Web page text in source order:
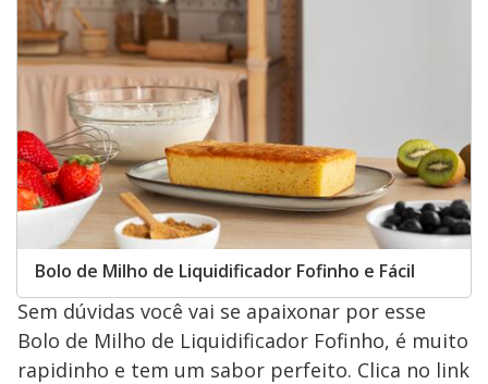
Bolo de Milho de Liquidificador Fofinho e Fácil
Sem dúvidas você vai se apaixonar por esse
Bolo de Milho de Liquidificador Fofinho, é muito
rapidinho e tem um sabor perfeito. Clica no link